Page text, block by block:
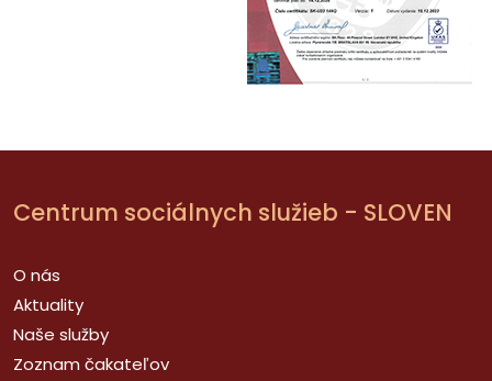
Centrum sociálnych služieb - SLOVEN
O nás
Aktuality
Naše služby
Zoznam čakateľov